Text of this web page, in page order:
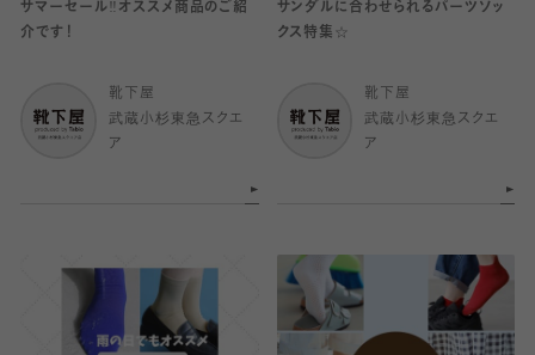
サマーセール‼︎オススメ商品のご紹
介です！
靴下屋
武蔵小杉東急スクエ
ア
サンダルに合わせられるパーツソッ
クス特集☆
靴下屋
武蔵小杉東急スクエ
ア